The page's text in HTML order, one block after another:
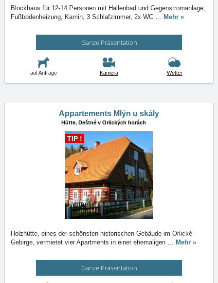
Blockhaus für 12-14 Personen mit Hallenbad und Gegenstromanlage,
Fußbodenheizung, Kamin, 3 Schlafzimmer, 2x WC … Mehr »
Ganze Präsentation
auf Anfrage Kamera Wetter
Appartements Mlýn u skály
Hütte, Deštné v Orlických horách
TIP !
Holzhütte, eines der schönsten historischen Gebäude im Orlické-
Gebirge, vermietet vier Apartments in einer ehemaligen … Mehr »
Ganze Präsentation